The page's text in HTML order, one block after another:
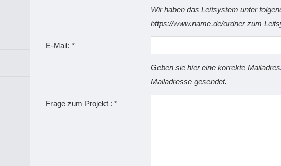
Wir haben das Leitsystem unter
https://www.name.de/ordner zum
E-Mail: *
Geben sie hier eine korrekte
Mailadresse gesendet.
Frage zum Projekt : *